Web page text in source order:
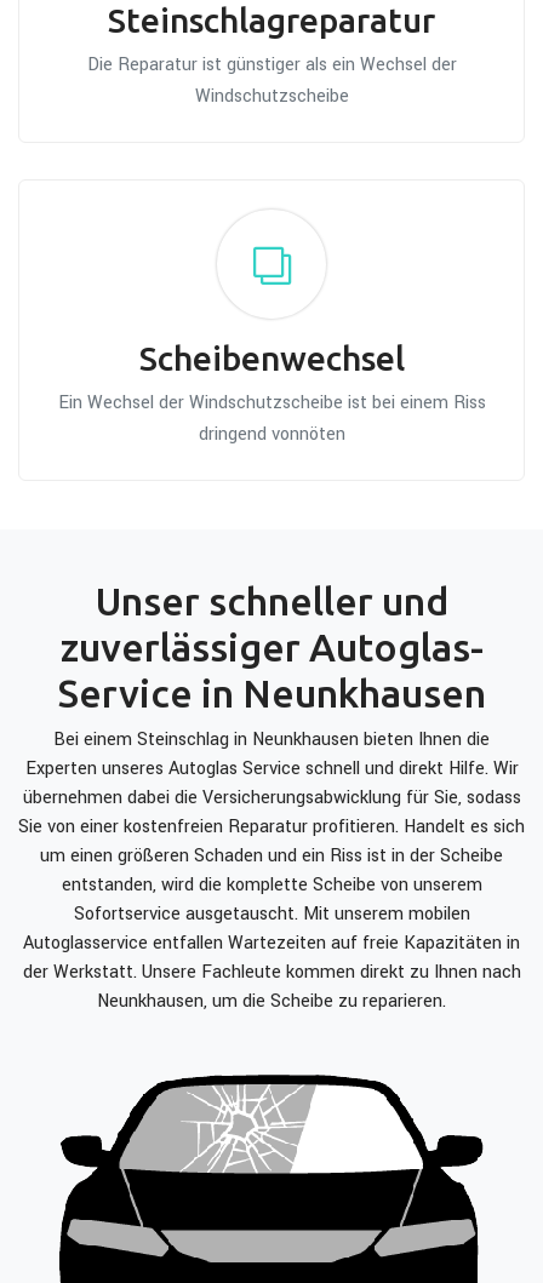
Steinschlagreparatur
Die Reparatur ist günstiger als ein Wechsel der
Windschutzscheibe
Scheibenwechsel
Ein Wechsel der Windschutzscheibe ist bei einem Riss
dringend vonnöten
Unser schneller und
zuverlässiger Autoglas-
Service in Neunkhausen
Bei einem Steinschlag in Neunkhausen bieten Ihnen die
Experten unseres Autoglas Service schnell und direkt Hilfe. Wir
übernehmen dabei die Versicherungsabwicklung für Sie, sodass
Sie von einer kostenfreien Reparatur profitieren. Handelt es sich
um einen größeren Schaden und ein Riss ist in der Scheibe
entstanden, wird die komplette Scheibe von unserem
Sofortservice ausgetauscht. Mit unserem mobilen
Autoglasservice entfallen Wartezeiten auf freie Kapazitäten in
der Werkstatt. Unsere Fachleute kommen direkt zu Ihnen nach
Neunkhausen, um die Scheibe zu reparieren.